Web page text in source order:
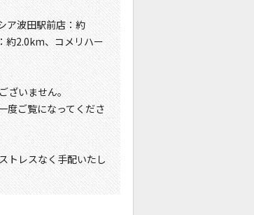
ア波田駅前店：約
約2.0km、コメリハー
いません。
度ご覧になってくださ
トレスなく手配いたし